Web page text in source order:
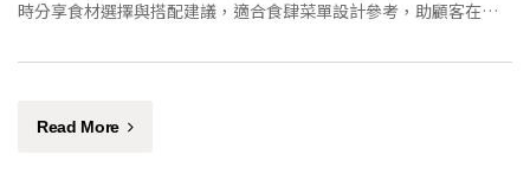
時分享食材選擇與搭配建議，適合食肆菜單設計參考，助顧客在享
Read More